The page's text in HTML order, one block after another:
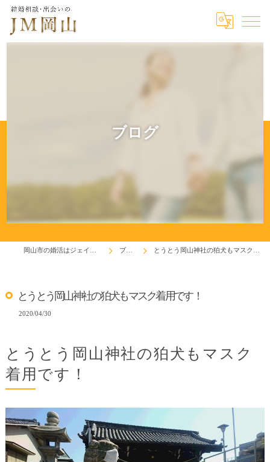
ブログ
ブログ とうとう岡山神社の狛犬もマスク着用です！
とうとう岡山神社の狛犬もマスク着用です！
2020/04/30
とうとう岡山神社の狛犬もマスク
着用です！